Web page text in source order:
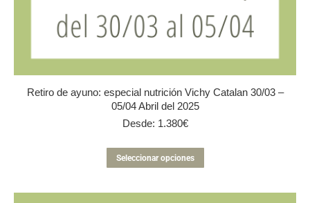
Retiro de ayuno: especial nutrición Vichy Catalan 30/03 –
05/04 Abril del 2025
Desde: 1.380€
Seleccionar opciones
producto
múltiples